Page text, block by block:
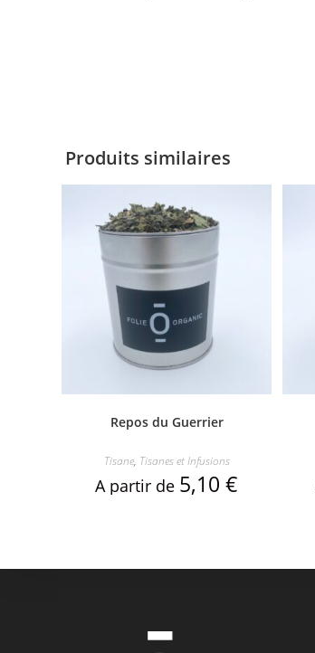
Produits similaires
Repos du Guerrier
Tisane, Tisanes et Infusions
A partir de 5,10 €